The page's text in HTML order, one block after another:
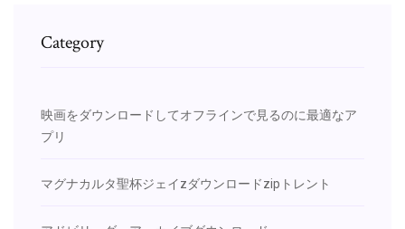
Category
映画をダウンロードしてオフラインで見るのに最適なア
プリ
マグナカルタ聖杯ジェイzダウンロードzipトレント